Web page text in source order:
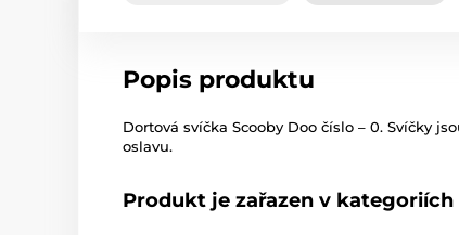
Popis produktu
Dortová svíčka Scooby Doo číslo – 0. Svíčky
oslavu.
Produkt je zařazen v kategoriích